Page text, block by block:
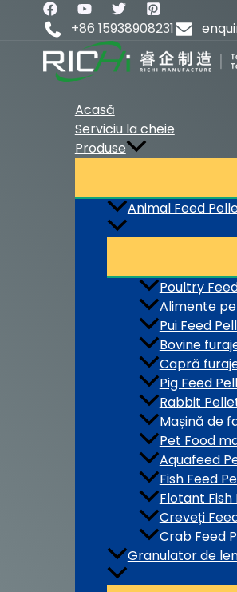
content
+86 15938908231
Acasă
Serviciu la cheie
Produse
Animal Feed
Poultry
Alimente
Pui Feed
Bovine
Capră
Pig Feed
Rabbit
Mașină de
Pet Food
Aquafeed
Fish Feed
Flotant
Creveți
Crab Feed
Granulator de